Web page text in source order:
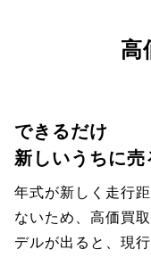
高
できるだけ
新しいうちに売
年式が新しく走行
ないため、高価買
デルが出ると、現